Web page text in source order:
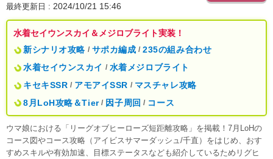
最終更新日 2024/10/21 15:46
水着セイウンスカイ＆メジロブライト実装！
新シナリオ攻略 / サポカ編成 / 235の組み合わせ
水着セイウンスカイ / 水着メジロブライト
キセキSSR / アモアイSSR / マスチャレ攻略
8月LoH攻略＆Tier / 因子周回 / コース
ウマ娘における「リーグオブヒーローズ短距離攻略」を掲載！7月LoHの
コース図やコース攻略（アイビスサマーダッシュ/千直）をはじめ、おす
すめスキルや有効加速、目標ステータスなども紹介しているためリグヒ